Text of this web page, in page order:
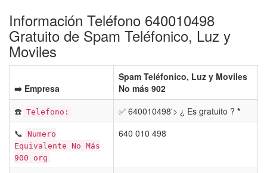
Información Teléfono 640010498
Gratuito de Spam Teléfonico, Luz y
Moviles
➡️ Empresa
Spam Teléfonico, Luz y Moviles
No más 902
☎️ Telefono: ✅ 640010498'> ¿ Es gratuito ? *
📞 Numero
Equivalente No Más
900 org
640 010 498